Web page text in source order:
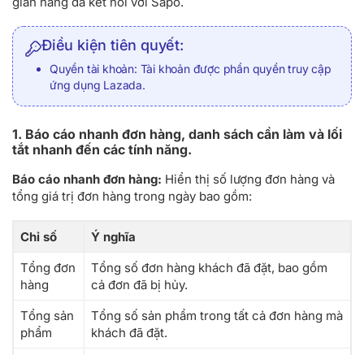
Điều kiện tiên quyết:
Quyền tài khoản: Tài khoản được phần quyền truy cập
ứng dụng Lazada.
1. Báo cáo nhanh đơn hàng, danh sách cần làm và lối
tắt nhanh đến các tính năng.
Báo cáo nhanh đơn hàng: Hiển thị số lượng đơn hàng và
tổng giá trị đơn hàng trong ngày bao gồm:
Chỉ số
Ý nghĩa
Tổng đơn
hàng
Tổng số đơn hàng khách đã đặt, bao gồm
cả đơn đã bị hủy.
Tổng sản
phẩm
Tổng số sản phẩm trong tất cả đơn hàng mà
khách đã đặt.